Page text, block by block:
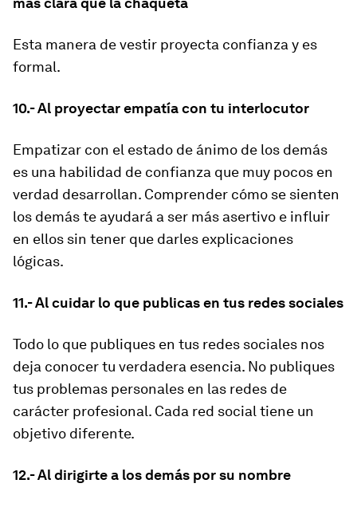
Esta manera de vestir proyecta confianza y es
formal.
10.- Al proyectar empatía con tu interlocutor
Empatizar con el estado de ánimo de los demás
es una habilidad de confianza que muy pocos en
verdad desarrollan. Comprender cómo se sienten
los demás te ayudará a ser más asertivo e influir
en ellos sin tener que darles explicaciones
lógicas.
11.- Al cuidar lo que publicas en tus redes sociales
Todo lo que publiques en tus redes sociales nos
deja conocer tu verdadera esencia. No publiques
tus problemas personales en las redes de
carácter profesional. Cada red social tiene un
objetivo diferente.
12.- Al dirigirte a los demás por su nombre